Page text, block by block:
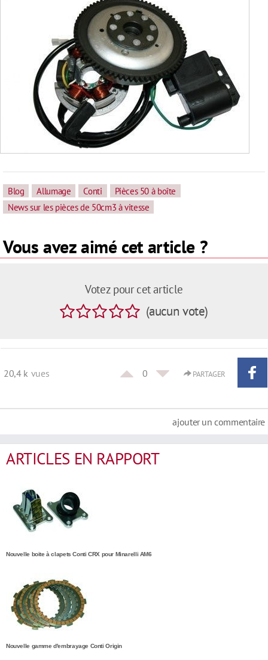
Blog Allumage Conti
Pièces 50 à boîte
News sur les pièces de 50cm3 à vitesse
Vous avez aimé cet article ?
Votez pour cet article
(aucun vote)
20,4 k vues 0 PARTAGER
ajouter un commentaire
ARTICLES EN RAPPORT
Nouvelle boite à clapets Conti CRX pour Minarelli AM6
Nouvelle gamme d'embrayage Conti Origin